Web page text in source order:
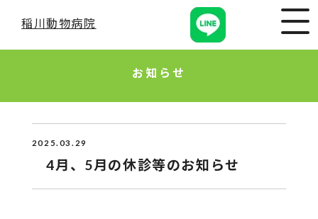
稲川動物病院
お知らせ
2025.03.29
4月、5月の休診等のお知らせ